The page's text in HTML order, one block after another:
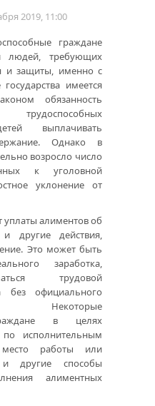
2019, 11:00
граждане
людей, требующих
и защиты, именно с
имеется
обязанность
выплачивать
Однако в
возросло число
к уголовной
уклонение от
уплаты алиментов об
и другие действия,
Это может быть
заработка,
трудовой
без официального
Некоторые
в целях
исполнительным
работы или
и другие способы
алиментных